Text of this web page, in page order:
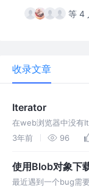
等 4
收录文章
Iterator
在web浏览器中没有
历器（Iterator） 是
3年前 96
使用Blob对象下
最近遇到一个bug需